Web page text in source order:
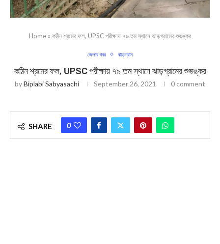
Home » কঠিন শ্রমের ফল, UPSC পরীক্ষায় ৭৯ তম স্থানে ঝাড়গ্রামের শুভঙ্কর
জেলার খবর ঝাড়গ্রাম
কঠিন শ্রমের ফল, UPSC পরীক্ষায় ৭৯ তম স্থানে ঝাড়গ্রামের শুভঙ্কর
byBiplabi Sabyasachi September 26, 2021 0 comment
SHARE 0